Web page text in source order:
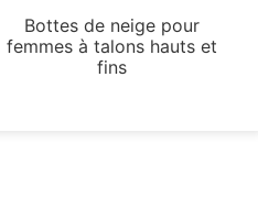
Bottes de neige pour
femmes à talons hauts et
fins